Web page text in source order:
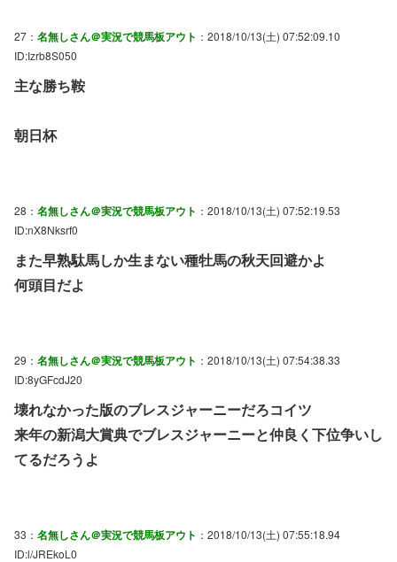
27： 名無しさん＠実況で競馬板アウト ：2018/10/13(土) 07:52:09.10
ID:Izrb8S050
主な勝ち鞍
朝日杯
28： 名無しさん＠実況で競馬板アウト ：2018/10/13(土) 07:52:19.53
ID:nX8Nksrf0
また早熟駄馬しか生まない種牡馬の秋天回避かよ
何頭目だよ
29： 名無しさん＠実況で競馬板アウト ：2018/10/13(土) 07:54:38.33
ID:8yGFcdJ20
壊れなかった版のブレスジャーニーだろコイツ
来年の新潟大賞典でブレスジャーニーと仲良く下位争いし
てるだろうよ
33： 名無しさん＠実況で競馬板アウト ：2018/10/13(土) 07:55:18.94
ID:l/JREkoL0